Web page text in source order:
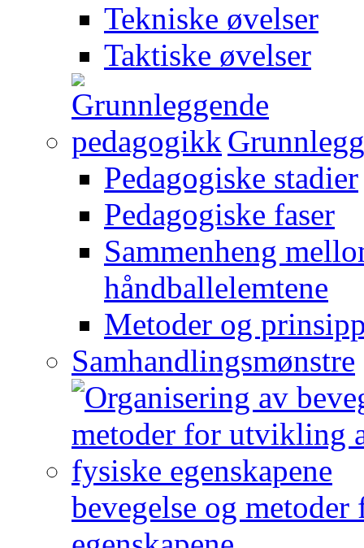
Tekniske øvelser
Taktiske øvelser
Pedagogiske stadier
Pedagogiske faser
Sammenheng
håndballelemtene
Metoder og
Samhandlingsmønstre
bevegelse og